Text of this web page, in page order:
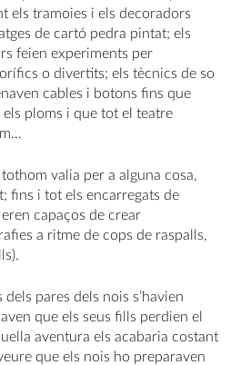
els tramoies i els decoradors
de cartó pedra pintat; els
feien experiments per
o divertits; els tècnics de so
cables i botons fins que
ploms i que tot el teatre
valia per a alguna cosa,
fins i tot els encarregats de
eren capaços de crear
a ritme de cops de raspalls,
dels pares dels nois s’havien
que els seus fills perdien el
aventura els acabaria costant
que els nois ho preparaven